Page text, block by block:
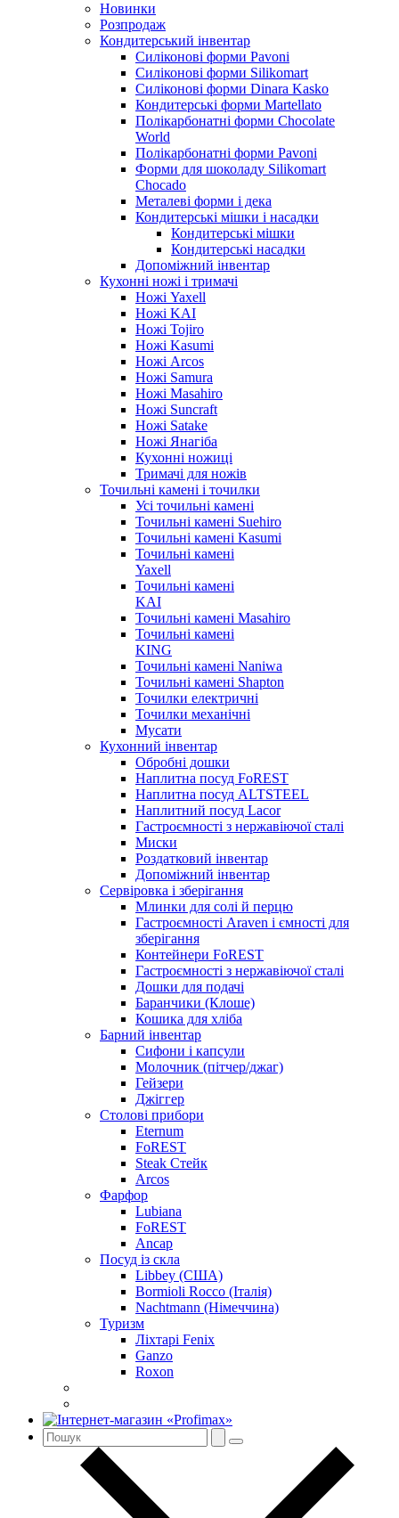
Новинки
Розпродаж
Кондитерський інвентар
Силіконові форми Pavoni
Силіконові форми Silikomart
Силіконові форми Dinara Kasko
Кондитерські форми Martellato
Полікарбонатні форми Chocolate
World
Полікарбонатні форми Pavoni
Форми для шоколаду Silikomart
Chocado
Металеві форми і дека
Кондитерські мішки і насадки
Кондитерські мішки
Кондитерські насадки
Допоміжний інвентар
Кухонні ножі і тримачі
Ножі Yaxell
Ножі KAI
Ножі Tojiro
Ножі Kasumi
Ножі Arcos
Ножі Samura
Ножі Masahiro
Ножі Suncraft
Ножі Satake
Ножі Янагіба
Кухонні ножиці
Тримачі для ножів
Точильні камені і точилки
Усі точильні камені
Точильні камені Suehiro
Точильні камені Kasumi
Точильні камені
Yaxell
Точильні камені
KAI
Точильні камені Masahiro
Точильні камені
KING
Точильні камені Naniwa
Точильні камені Shapton
Точилки електричні
Точилки механічні
Мусати
Кухонний інвентар
Обробні дошки
Наплитна посуд FoREST
Наплитна посуд ALTSTEEL
Наплитний посуд Lacor
Гастроємності з нержавіючої сталі
Миски
Роздатковий інвентар
Допоміжний інвентар
Сервіровка і зберігання
Млинки для солі й перцю
Гастроємності Araven і ємності для
зберігання
Контейнери FoREST
Гастроємності з нержавіючої сталі
Дошки для подачі
Баранчики (Клоше)
Кошика для хліба
Барний інвентар
Сифони і капсули
Молочник (пітчер/джаг)
Гейзери
Джіггер
Столові прибори
Eternum
FoREST
Steak Стейк
Arcos
Фарфор
Lubiana
FoREST
Ancap
Посуд із скла
Libbey (США)
Bormioli Rocco (Італія)
Nachtmann (Німеччина)
Туризм
Ліхтарі Fenix
Ganzo
Roxon